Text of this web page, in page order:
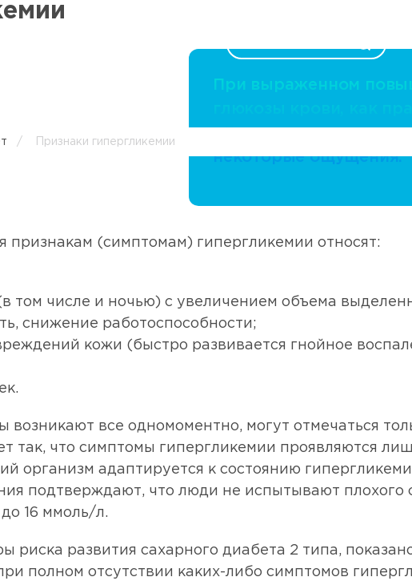
/ Признаки гипергликемии
При выраженном
некоторые ощущения.
признакам (симптомам) гипергликемии относят:
том числе и ночью) с увеличением объема
снижение работоспособности;
кожи (быстро развивается гнойное
возникают все одномоментно, могут отмечаться
так, что симптомы гипергликемии проявляются
организм адаптируется к состоянию
подтверждают, что люди не испытывают плохого
16 ммоль/л.
развития сахарного диабета 2 типа,
полном отсутствии каких-либо симптомов